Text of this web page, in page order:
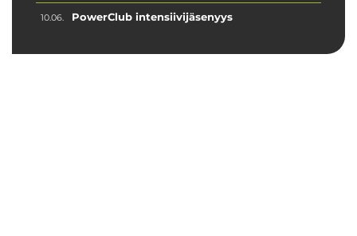
10.06. PowerClub intensiivijäsenyys